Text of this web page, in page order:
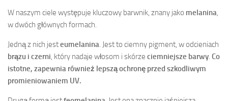
W naszym ciele występuje kluczowy barwnik, znany jako melanina,
w dwóch głównych formach.
Jedną z nich jesteumelanina. Jest to ciemny pigment, w odcieniach
brązu i czerni, który nadaje włosom i skórze ciemniejsze barwy. Co
istotne, zapewnia również lepszą ochronę przed szkodliwym
promieniowaniem UV.